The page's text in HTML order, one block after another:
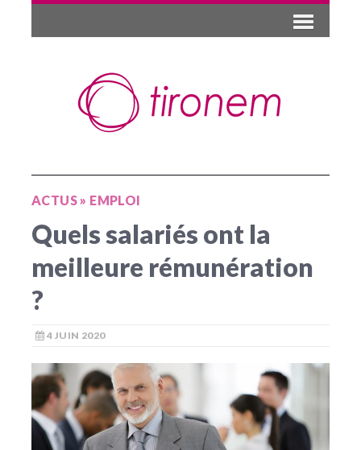
ACTUS» EMPLOI
Quels salariés ont la
meilleure rémunération
?
4 JUIN 2020